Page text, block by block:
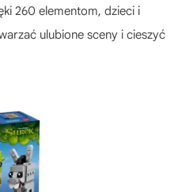
260 elementom, dzieci i
ulubione sceny i cieszyć